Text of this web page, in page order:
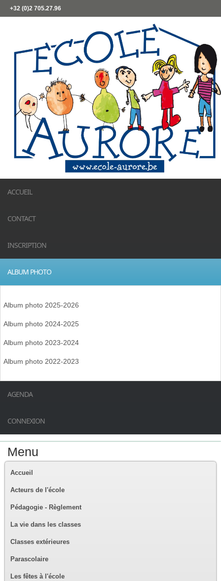
+32 (0)2 705.27.96
ACCUEIL
CONTACT
INSCRIPTION
ALBUM PHOTO
Album photo 2025-2026
Album photo 2024-2025
Album photo 2023-2024
Album photo 2022-2023
AGENDA
CONNEXION
Menu
Accueil
Acteurs de l'école
Pédagogie - Règlement
La vie dans les classes
Classes extérieures
Parascolaire
Les fêtes à l'école